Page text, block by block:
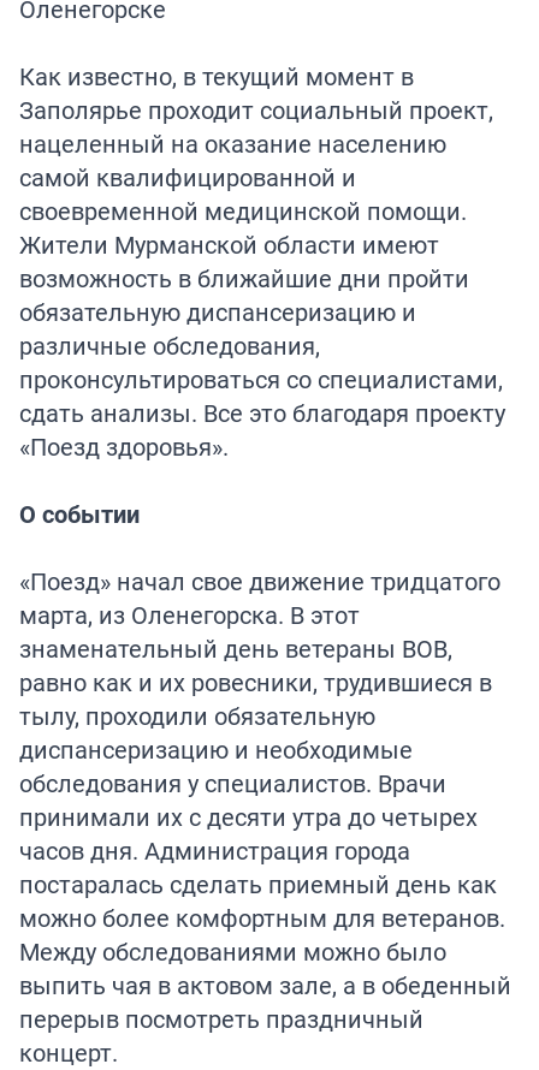
Как известно, в текущий момент в
Заполярье проходит социальный проект,
нацеленный на оказание населению
самой квалифицированной и
своевременной медицинской помощи.
Жители Мурманской области имеют
возможность в ближайшие дни пройти
обязательную диспансеризацию и
различные обследования,
проконсультироваться со специалистами,
сдать анализы. Все это благодаря проекту
«Поезд здоровья».
О событии
«Поезд» начал свое движение тридцатого
марта, из Оленегорска. В этот
знаменательный день ветераны ВОВ,
равно как и их ровесники, трудившиеся в
тылу, проходили обязательную
диспансеризацию и необходимые
обследования у специалистов. Врачи
принимали их с десяти утра до четырех
часов дня. Администрация города
постаралась сделать приемный день как
можно более комфортным для ветеранов.
Между обследованиями можно было
выпить чая в актовом зале, а в обеденный
перерыв посмотреть праздничный
концерт.